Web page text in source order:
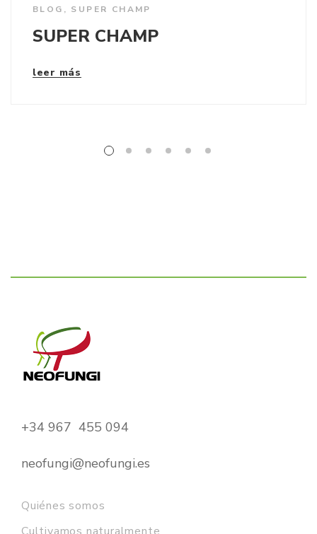
BLOG , SUPER CHAMP
SUPER CHAMP
leer más
+34 967 455 094
neofungi@neofungi.es
Quiénes somos